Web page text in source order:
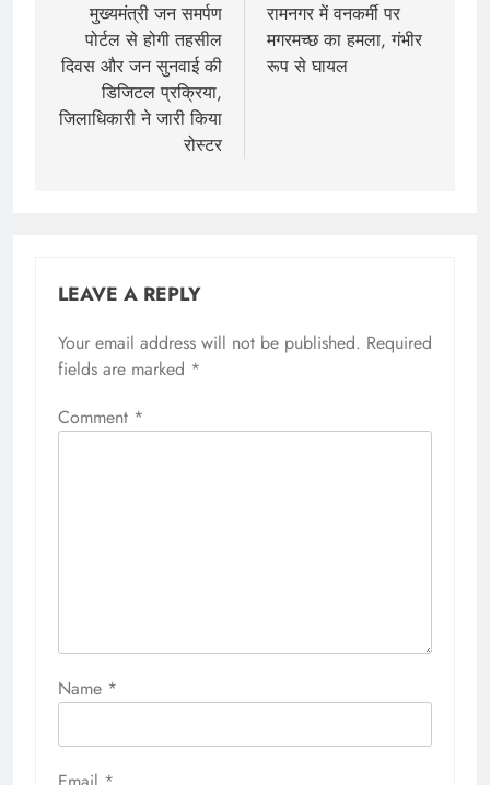
मुख्यमंत्री जन समर्पण
पोर्टल से होगी तहसील
दिवस और जन सुनवाई की
डिजिटल प्रक्रिया,
जिलाधिकारी ने जारी किया
रोस्टर
रामनगर में वनकर्मी पर
मगरमच्छ का हमला, गंभीर
रूप से घायल
LEAVE A REPLY
Your email address will not be published. Required
fields are marked *
Comment *
Name *